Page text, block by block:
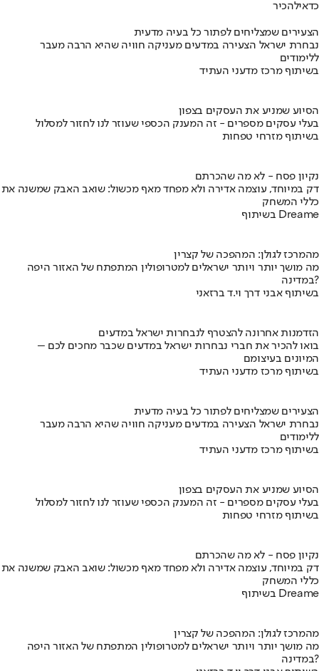
כדאילהכיר
הצעירים שמצליחים לפתור כל בעיה מדעית
נבחרת ישראל הצעירה במדעים מעניקה חוויה שהיא הרבה מעבר
ללימודים
בשיתוף מרכז מדעני העתיד
הסיוע שמניע את העסקים בצפון
בעלי עסקים מספרים - זה המענק הכספי שעוזר לנו לחזור למסלול
בשיתוף מזרחי טפחות
נקיון פסח - לא מה שהכרתם
דק במיוחד, עוצמה אדירה ולא מפחד מאף מכשול: שואב האבק שמשנה את
כללי המשחק
בשיתוף Dreame
מהמרכז לגולן: המהפכה של קצרין
מה מושך יותר ויותר ישראלים למטרופולין המתפתח של האזור היפה
במדינה?
בשיתוף אבני דרך וי.ד ברזאני
הזדמנות אחרונה להצטרף לנבחרות ישראל במדעים
בואו להכיר את חברי נבחרות ישראל במדעים שכבר מחכים לכם –
המיונים בעיצומם
בשיתוף מרכז מדעני העתיד
הצעירים שמצליחים לפתור כל בעיה מדעית
נבחרת ישראל הצעירה במדעים מעניקה חוויה שהיא הרבה מעבר
ללימודים
בשיתוף מרכז מדעני העתיד
הסיוע שמניע את העסקים בצפון
בעלי עסקים מספרים - זה המענק הכספי שעוזר לנו לחזור למסלול
בשיתוף מזרחי טפחות
נקיון פסח - לא מה שהכרתם
דק במיוחד, עוצמה אדירה ולא מפחד מאף מכשול: שואב האבק שמשנה את
כללי המשחק
בשיתוף Dreame
מהמרכז לגולן: המהפכה של קצרין
מה מושך יותר ויותר ישראלים למטרופולין המתפתח של האזור היפה
במדינה?